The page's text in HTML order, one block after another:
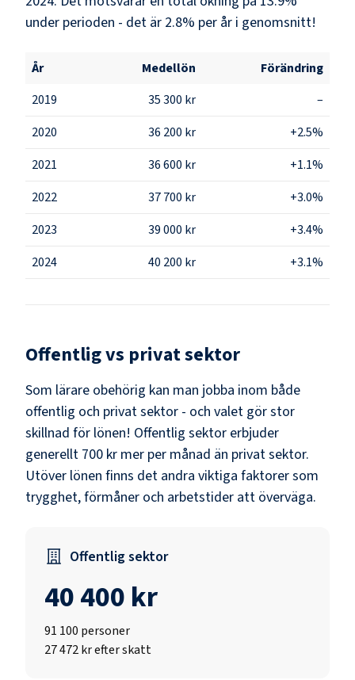
under perioden - det är 2.8% per år i genomsnitt!
År Medellön
Förändring
2019
35 300 kr
–
2020
36 200 kr
+2.5%
2021
36 600 kr
+1.1%
2022
37 700 kr
+3.0%
2023
39 000 kr
+3.4%
2024
40 200 kr +3.1%
Offentlig vs privat sektor
Som lärare obehörig kan man jobba inom både
offentlig och privat sektor - och valet gör stor
skillnad för lönen! Offentlig sektor erbjuder
generellt 700 kr mer per månad än privat sektor.
Utöver lönen finns det andra viktiga faktorer som
trygghet, förmåner och arbetstider att överväga.
Offentlig sektor
40 400 kr
91 100 personer
27 472 kr efter skatt